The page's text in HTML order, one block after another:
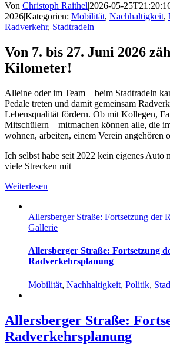
Von Christoph Raithel|2026-05-
2026|Kategorien: Mobilität, Nachhaltigkeit,
Radverkehr, Stadtradeln|
Von 7. bis 27. Juni 2026
Kilometer!
Alleine oder im Team – beim Stadtradeln
Pedale treten und damit gemeinsam
Lebensqualität fördern. Ob mit Kollegen,
Mitschülern – mitmachen können alle, die
wohnen, arbeiten, einem Verein angehören
Ich selbst habe seit 2022 kein eigenes Auto
viele Strecken mit
Weiterlesen
Allersberger Straße: Fortsetzung der
Gallerie
Allersberger Straße: Fortsetzung
Radverkehrsplanung
Mobilität, Nachhaltigkeit, Politik,
Allersberger Straße:
Radverkehrsplanung